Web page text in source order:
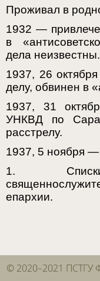
Проживал в
1932 —
в
дела неизвестны.
1937, 26
делу, обвинен в
1937, 31
УНКВД по
расстрелу.
1937, 5 ноября —
1. Списки
епархии.
© 2020–2021